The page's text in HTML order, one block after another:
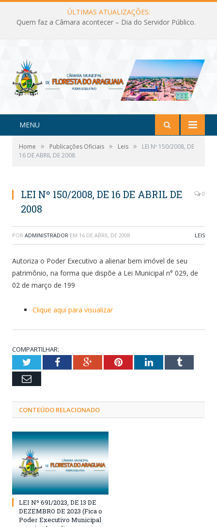
ÚLTIMAS ATUALIZAÇÕES:
Quem faz a Câmara acontecer – Dia do Servidor Público.
MENU
Home » Publicações Oficiais » Leis »
LEI Nº 150/2008, DE
16 DE ABRIL DE 2008
LEI Nº 150/2008, DE 16 DE ABRIL DE
2008
0
POR ADMINISTRADOR EM 16 DE ABRIL DE 2008 LEIS
Autoriza o Poder Executivo a alienar bem imóvel de seu
patrimônio, na forma que dispõe a Lei Municipal n° 029, de
02 de março de 199
Clique aqui para visualizar
COMPARTILHAR:
TwitterFacebookGoogle+PinterestLinkedInTumblr
Email
CONTEÚDO RELACIONADO
LEI Nº 691/2023, DE 13 DE
DEZEMBRO DE 2023 (Fica o
Poder Executivo Municipal